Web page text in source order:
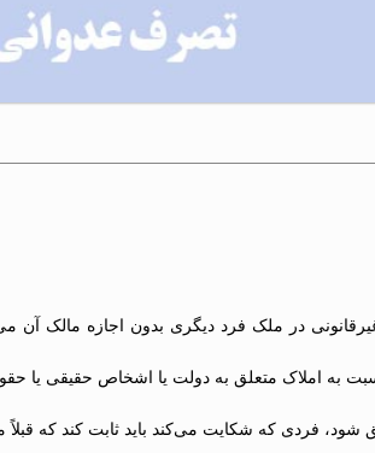
به املاک متعلق به دولت یا اشخاص حقیقی یا
شود، فردی که شکایت می‌کند باید ثابت کند که